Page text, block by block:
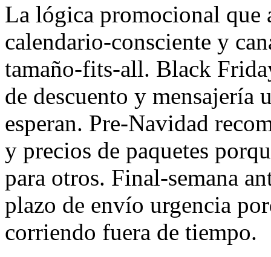
La lógica promocional que
calendario-consciente y
tamaño-fits-all. Black
de descuento y mensajería
esperan. Pre-Navidad
y precios de paquetes
para otros. Final-semana
plazo de envío urgencia
corriendo fuera de tiempo.